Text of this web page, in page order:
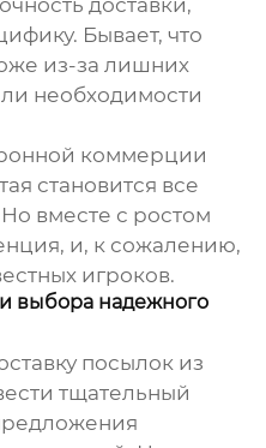
доставки,
Бывает, что
из-за лишних
необходимости
коммерции
становится все
вместе с ростом
и, к сожалению,
игроков.
выбора надежного
посылок из
тщательный